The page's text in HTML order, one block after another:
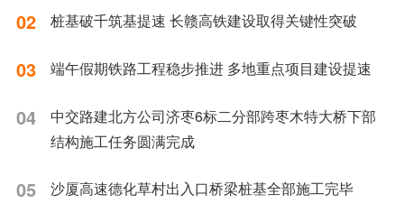
02 桩基破千筑基提速 长赣高铁建设取得关键性突破
03 端午假期铁路工程稳步推进 多地重点项目建设提速
04
中交路建北方公司济枣6标二分部跨枣木特大桥下部
结构施工任务圆满完成
05 沙厦高速德化草村出入口桥梁桩基全部施工完毕